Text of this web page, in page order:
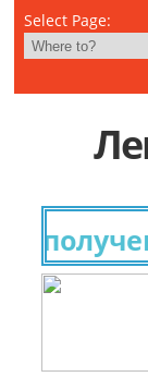
Select Page: